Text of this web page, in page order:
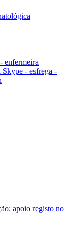
enfermeira
Skype - esfrega -
apoio registo no